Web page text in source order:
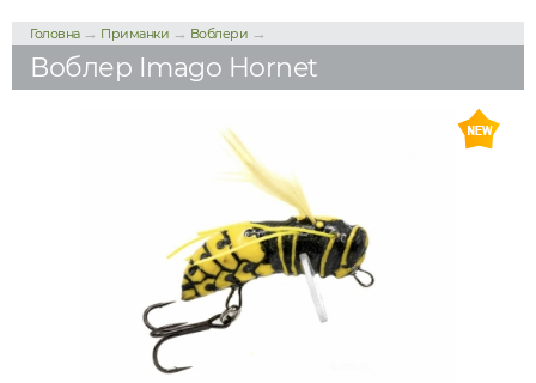
Головна→ Приманки → Воблери →
Воблер Imago Hornet